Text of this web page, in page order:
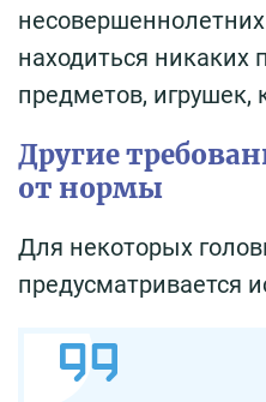
находиться никаких
предметов, игрушек,
Другие
от нормы
Для некоторых
предусматривается